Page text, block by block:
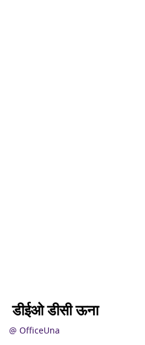
डीईओ डीसी ऊना
@ OfficeUna